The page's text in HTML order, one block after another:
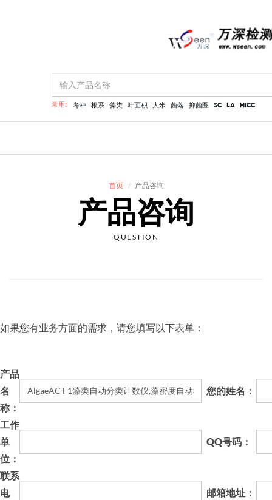
常用: 考种 根系 藻类 叶面积 大米 菌落 抑菌圈 SC LA HiCC
首页 产品咨询
产品咨询
QUESTION
如果您有业务方面的需求，请您填写以下表单：
产品
名
称：
您的姓名：
工作
单
位：
QQ号码：
联系
电
邮箱地址：